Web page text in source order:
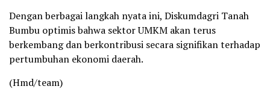
Dengan berbagai langkah nyata ini, Diskumdagri Tanah
Bumbu optimis bahwa sektor UMKM akan terus
berkembang dan berkontribusi secara signifikan terhadap
pertumbuhan ekonomi daerah.
(Hmd/team)